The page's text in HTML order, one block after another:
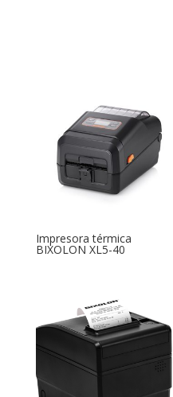
Impresora térmica
BIXOLON XL5-40